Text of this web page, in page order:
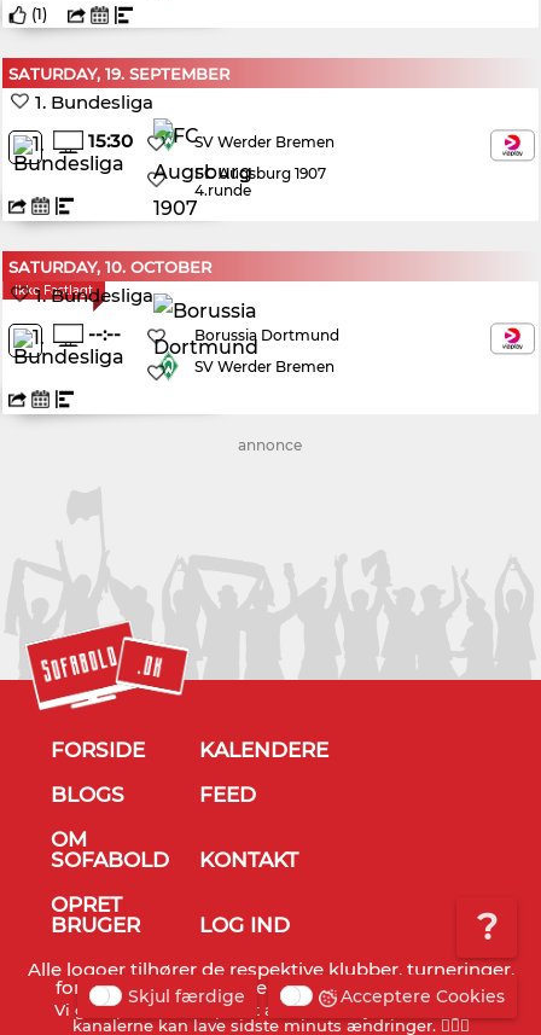
?
(1)
SATURDAY, 19. SEPTEMBER
1. Bundesliga
15:30
SV Werder Bremen
FC Augsburg 1907
4.runde
SATURDAY, 10. OCTOBER
Ikke Fastlagt
1. Bundesliga
--:--
Borussia Dortmund
SV Werder Bremen
annonce
FORSIDE
KALENDERE
BLOGS
FEED
OM
SOFABOLD
KONTAKT
OPRET
BRUGER
LOG IND
Alle logoer tilhører de respektive klubber, turneringer,
forbund og TV stationer - © Sofabold 2011-2026
Vi gør opmærksom på, at alt info er vejledende og TV
kanalerne kan lave sidste minuts ændringer. 🤷🏻‍♂️
Skjul færdige Acceptere Cookies